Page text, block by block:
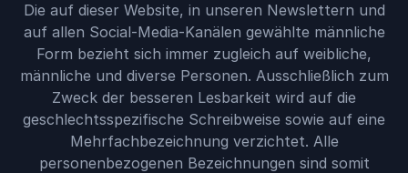
Die auf dieser Website, in unseren Newslettern und
auf allen Social-Media-Kanälen gewählte männliche
Form bezieht sich immer zugleich auf weibliche,
männliche und diverse Personen. Ausschließlich zum
Zweck der besseren Lesbarkeit wird auf die
geschlechtsspezifische Schreibweise sowie auf eine
Mehrfachbezeichnung verzichtet. Alle
personenbezogenen Bezeichnungen sind somit